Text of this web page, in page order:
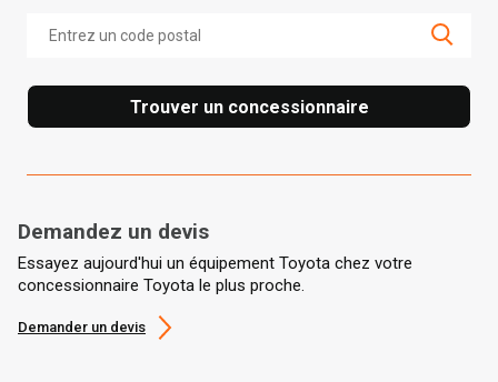
Trouver un concessionnaire
Demandez un devis
Essayez aujourd'hui un équipement Toyota chez votre
concessionnaire Toyota le plus proche.
Demander un devis